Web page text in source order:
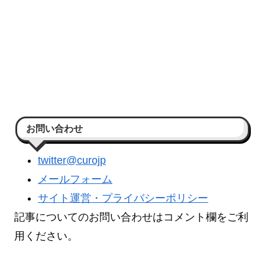
お問い合わせ
twitter@curojp
メールフォーム
サイト運営・プライバシーポリシー
記事についてのお問い合わせはコメント欄をご利
用ください。